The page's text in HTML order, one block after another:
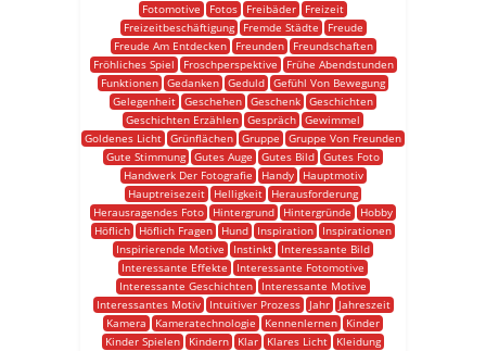
Fotomotive
Fotos Freibäder
Freizeit
Freizeitbeschäftigung
Fremde Städte
Freude
Freude Am Entdecken
Freunden
Freundschaften
Fröhliches Spiel
Froschperspektive
Frühe Abendstunden
Funktionen Gedanken Geduld Gefühl Von Bewegung
Gelegenheit Geschehen Geschenk Geschichten
Geschichten Erzählen Gespräch Gewimmel
Goldenes Licht Grünflächen Gruppe
Gruppe Von Freunden
Gute Stimmung Gutes Auge Gutes Bild Gutes Foto
Handwerk Der Fotografie
Handy
Hauptmotiv
Hauptreisezeit
Helligkeit
Herausforderung
Herausragendes Foto
Hintergrund Hintergründe
Hobby
Höflich
Höflich Fragen Hund Inspiration
Inspirationen
Inspirierende Motive
Instinkt
Interessante Bild
Interessante Effekte
Interessante Fotomotive
Interessante Geschichten
Interessante Motive
Interessantes Motiv
Intuitiver Prozess Jahr
Jahreszeit
Kamera
Kameratechnologie Kennenlernen
Kinder
Kinder Spielen
Kindern Klar Klares Licht
Kleidung